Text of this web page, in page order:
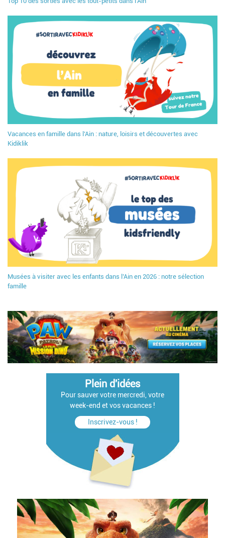
Vacances en famille dans l’Ain : nature, loisirs et découvertes avec
Kidiklik
Musées à visiter avec les enfants dans l’Ain en 2026 : notre sélection
famille
Plein d'idées
Pour sauver votre mercredi, votre
week-end et vos vacances !
Inscrivez-vous !